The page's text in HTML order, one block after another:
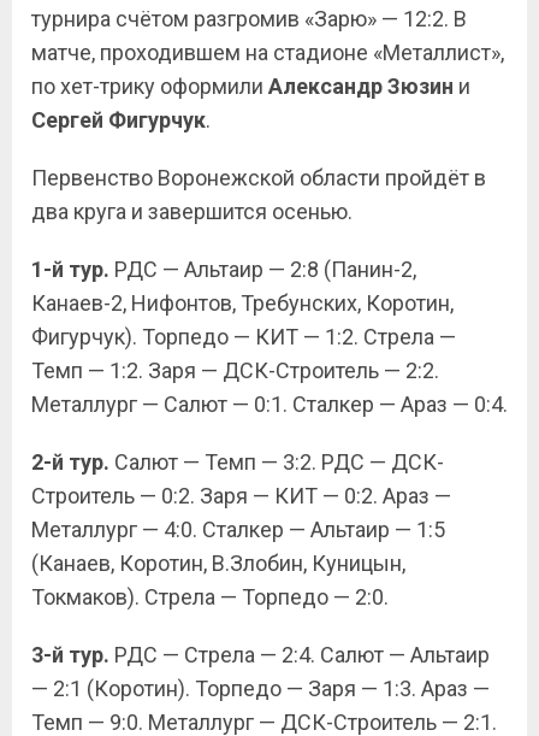
турнира счётом разгромив «Зарю» — 12:2. В
матче, проходившем на стадионе «Металлист»,
по хет-трику оформили Александр Зюзин и
Сергей Фигурчук.
Первенство Воронежской области пройдёт в
два круга и завершится осенью.
1-й тур. РДС — Альтаир — 2:8 (Панин-2,
Канаев-2, Нифонтов, Требунских, Коротин,
Фигурчук). Торпедо — КИТ — 1:2. Стрела —
Темп — 1:2. Заря — ДСК-Строитель — 2:2.
Металлург — Салют — 0:1. Сталкер — Араз — 0:4.
2-й тур. Салют — Темп — 3:2. РДС — ДСК-
Строитель — 0:2. Заря — КИТ — 0:2. Араз —
Металлург — 4:0. Сталкер — Альтаир — 1:5
(Канаев, Коротин, В.Злобин, Куницын,
Токмаков). Стрела — Торпедо — 2:0.
3-й тур. РДС — Стрела — 2:4. Салют — Альтаир
— 2:1 (Коротин). Торпедо — Заря — 1:3. Араз —
Темп — 9:0. Металлург — ДСК-Строитель — 2:1.